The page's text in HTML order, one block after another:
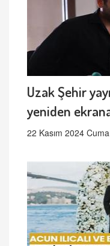
Uzak Şehir
yeniden
22 Kasım 2024 Cuma